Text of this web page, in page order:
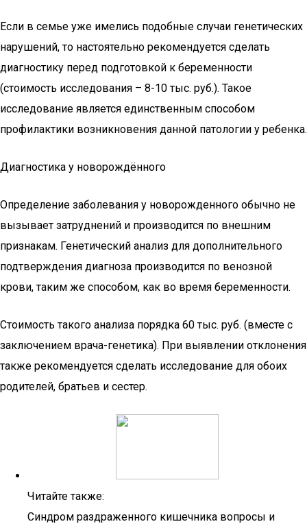
Если в семье уже имелись подобные случаи генетических
нарушений, то настоятельно рекомендуется сделать
диагностику перед подготовкой к беременности
(стоимость исследования – 8-10 тыс. руб.). Такое
исследование является единственным способом
профилактики возникновения данной патологии у ребенка.
Диагностика у новорождённого
Определение заболевания у новорожденного обычно не
вызывает затруднений и производится по внешним
признакам. Генетический анализ для дополнительного
подтверждения диагноза производится по венозной
крови, таким же способом, как во время беременности.
Стоимость такого анализа порядка 60 тыс. руб. (вместе с
заключением врача-генетика). При выявлении отклонения
также рекомендуется сделать исследование для обоих
родителей, братьев и сестер.
Читайте также:
Синдром раздраженного кишечника вопросы и